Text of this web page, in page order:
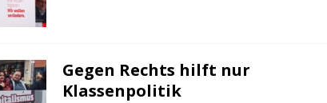
Gegen Rechts hilft nur
Klassenpolitik